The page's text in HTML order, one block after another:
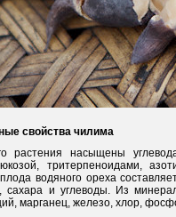
свойства чилима
растения насыщены
тритерпеноидами,
водяного ореха
сахара и углеводы. Из
марганец, железо, хлор,